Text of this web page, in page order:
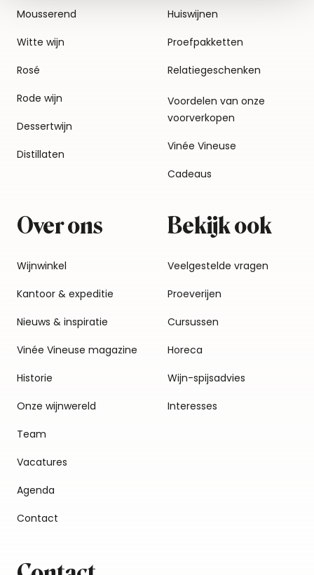
Mousserend
Witte wijn
Rosé
Rode wijn
Dessertwijn
Distillaten
Huiswijnen
Proefpakketten
Relatiegeschenken
Voordelen van onze
voorverkopen
Vinée Vineuse
Cadeaus
Over ons
Wijnwinkel
Kantoor & expeditie
Nieuws & inspiratie
Vinée Vineuse magazine
Historie
Onze wijnwereld
Team
Vacatures
Agenda
Contact
Bekijk ook
Veelgestelde vragen
Proeverijen
Cursussen
Horeca
Wijn-spijsadvies
Interesses